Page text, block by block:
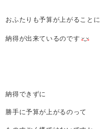
おふたりも予算が上がることに
納得が出来ているのです
納得できずに
勝手に予算が上がるのって